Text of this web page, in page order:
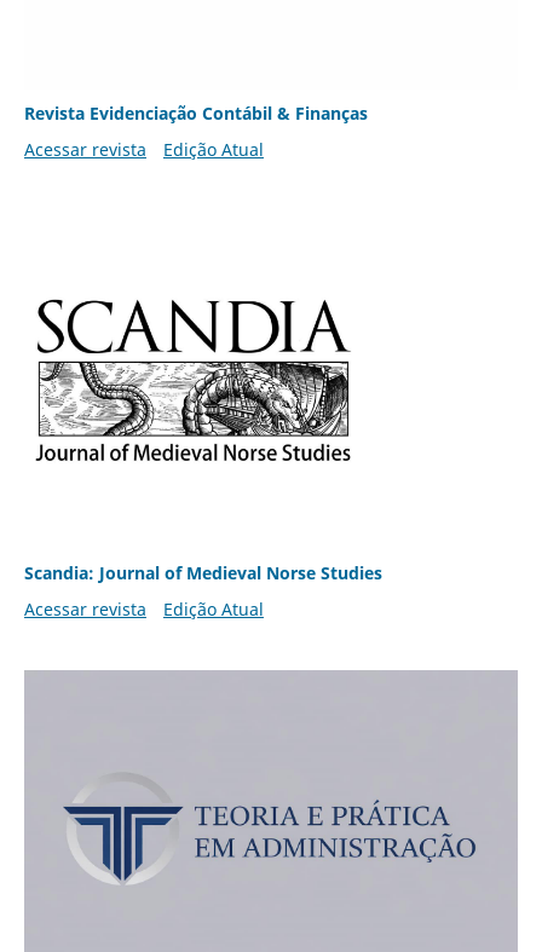
Revista Evidenciação Contábil & Finanças
Acessar revista
Edição Atual
Scandia: Journal of Medieval Norse Studies
Acessar revista
Edição Atual